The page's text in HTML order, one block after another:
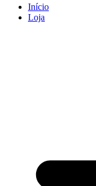
Início
Loja